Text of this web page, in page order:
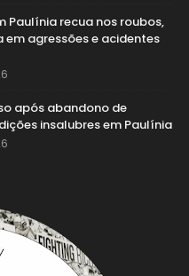
Paulínia recua nos roubos,
agressões e acidentes
após abandono de
insalubres em Paulínia